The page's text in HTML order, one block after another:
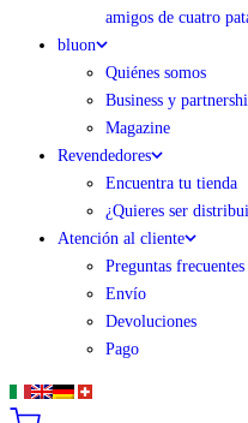
amigos de cuatro
bluon
Quiénes somos
Business y
Magazine
Revendedores
Encuentra tu tienda
¿Quieres ser
Atención al cliente
Preguntas frecuentes
Envío
Devoluciones
Pago